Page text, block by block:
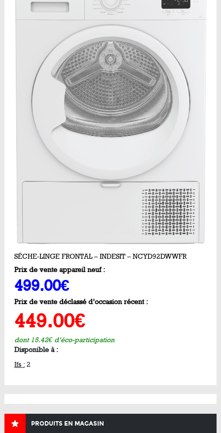
SÉCHE-LINGE FRONTAL – INDESIT – NCYD92DWWFR
Prix de vente appareil neuf :
499.00€
Prix de vente déclassé d’occasion récent :
449.00€
dont 15.42€ d’éco-participation
Disponible à :
Ifs : 2
PRODUITS EN MAGASIN